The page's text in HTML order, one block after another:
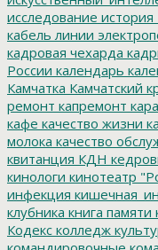
исследование история
кабель линии
кадровая чехарда
России календарь
Камчатка Камчатский
ремонт капремонт
кафе качество жизни
молока качество
квитанция КДН
кинологи кинотеатр
инфекция
клубника книга памяти
Кодекс колледж